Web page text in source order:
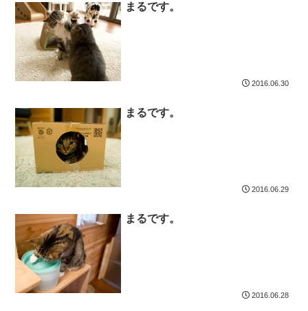
まるです。
2016.06.30
まるです。
2016.06.29
まるです。
2016.06.28